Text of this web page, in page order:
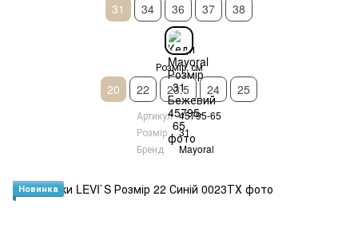
31 34 36 37 38
Розмір, см
20 22 23.5 24 25
Артикул 45795-65
Розмір
31
Бренд
Mayoral
Новинка